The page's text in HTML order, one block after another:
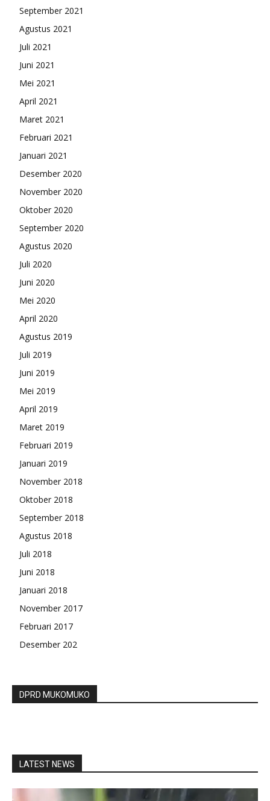
September 2021
Agustus 2021
Juli 2021
Juni 2021
Mei 2021
April 2021
Maret 2021
Februari 2021
Januari 2021
Desember 2020
November 2020
Oktober 2020
September 2020
Agustus 2020
Juli 2020
Juni 2020
Mei 2020
April 2020
Agustus 2019
Juli 2019
Juni 2019
Mei 2019
April 2019
Maret 2019
Februari 2019
Januari 2019
November 2018
Oktober 2018
September 2018
Agustus 2018
Juli 2018
Juni 2018
Januari 2018
November 2017
Februari 2017
Desember 202
DPRD MUKOMUKO
LATEST NEWS